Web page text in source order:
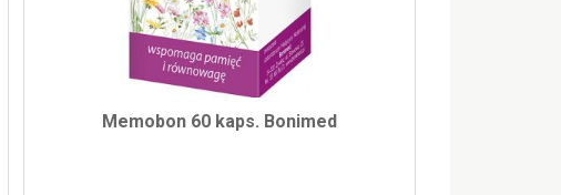
Memobon 60 kaps. Bonimed